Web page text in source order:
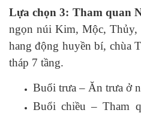
Lựa chọn 3: Tham quan
ngọn núi Kim, Mộc, Thủy,
hang động huyền bí, chùa
tháp 7 tầng.
Buổi trưa – Ăn trưa ở
Buổi chiều – Tham